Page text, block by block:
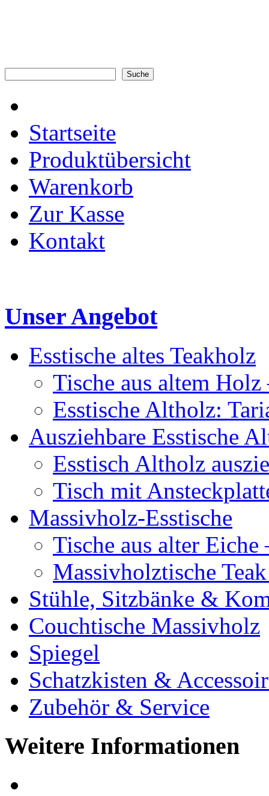
Startseite
Produktübersicht
Warenkorb
Zur Kasse
Kontakt
Unser Angebot
Esstische altes Teakholz
Tische aus altem
Esstische Altholz:
Ausziehbare Esstische
Esstisch Altholz
Tisch mit
Massivholz-Esstische
Tische aus alter
Massivholztische
Stühle, Sitzbänke &
Couchtische Massivholz
Spiegel
Schatzkisten &
Zubehör & Service
Weitere Informationen